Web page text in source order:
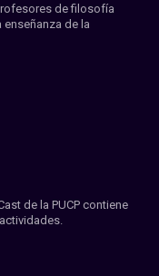
de filosofía
de la
de la PUCP contiene